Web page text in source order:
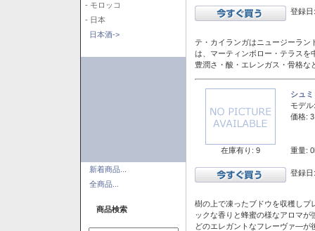
- モロッコ
- 日本
日本酒->
新着商品...
全商品...
商品検索
登録
テ・カイランガはニュージーラン
は、マーティンボロー・テラスを
豊潤さ・酸・エレンガス・骨格
在庫有り: 9
シュ
モデル:
価格:
重量:
登録
樹の上で凍ったブドウを収穫しプ
ックな香りと蜂蜜の様なアロマ
どのエレガントなフレーヴァ―が